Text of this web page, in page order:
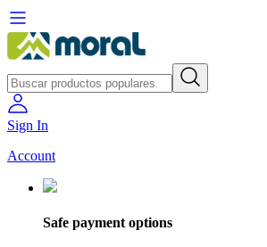
Sign In
Account
Safe payment options